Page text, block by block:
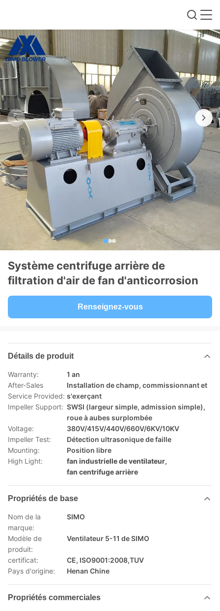
Système centrifuge arrière de
filtration d'air de fan d'anticorrosion
Renseignez-vous
Détails de produit
Warranty:
1 an
After-Sales
Service Provided:
Installation de champ, commissionnant et
s'exerçant
Impeller Support: SWSI (largeur simple, admission simple),
roue à aubes surplombée
Voltage:
380V/415V/440V/660V/6KV/10KV
Impeller Test:
Détection ultrasonique de faille
Mounting:
Position libre
High Light:
fan industrielle de ventilateur,
fan centrifuge arrière
Propriétés de base
Nom de la
marque:
SIMO
Modèle de
produit:
Ventilateur 5-11 de SIMO
certificat:
CE, ISO9001:2008,TUV
Pays d'origine:
Henan Chine
Propriétés commerciales